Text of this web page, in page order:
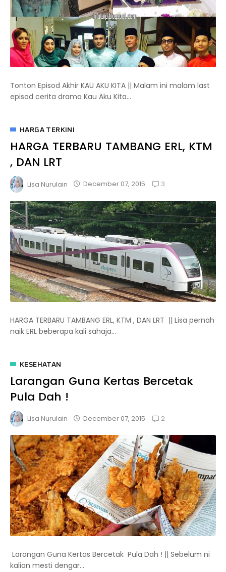
Tonton Episod Akhir KAU AKU KITA || Malam ini malam last
episod cerita drama Kau Aku Kita...
HARGA TERKINI
HARGA TERBARU TAMBANG ERL, KTM
, DAN LRT
Lisa Nurulain December 07, 2015 3
HARGA TERBARU TAMBANG ERL, KTM , DAN LRT || Lisa pernah
naik ERL beberapa kali sahaja...
KESEHATAN
Larangan Guna Kertas Bercetak
Pula Dah !
Lisa Nurulain December 07, 2015 2
Larangan Guna Kertas Bercetak Pula Dah ! || Sebelum ni
kalian mesti dengar...